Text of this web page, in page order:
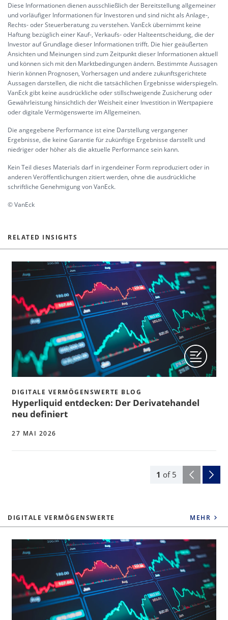
Diese Informationen dienen ausschließlich der Bereitstellung allgemeiner
und vorläufiger Informationen für Investoren und sind nicht als Anlage-,
Rechts- oder Steuerberatung zu verstehen. VanEck übernimmt keine
Haftung bezüglich einer Kauf-, Verkaufs- oder Halteentscheidung, die der
Investor auf Grundlage dieser Informationen trifft. Die hier geäußerten
Ansichten und Meinungen sind zum Zeitpunkt dieser Informationen aktuell
und können sich mit den Marktbedingungen ändern. Bestimmte Aussagen
hierin können Prognosen, Vorhersagen und andere zukunftsgerichtete
Aussagen darstellen, die nicht die tatsächlichen Ergebnisse widerspiegeln.
VanEck gibt keine ausdrückliche oder stillschweigende Zusicherung oder
Gewährleistung hinsichtlich der Weisheit einer Investition in Wertpapiere
oder digitale Vermögenswerte im Allgemeinen.
Die angegebene Performance ist eine Darstellung vergangener
Ergebnisse, die keine Garantie für zukünftige Ergebnisse darstellt und
niedriger oder höher als die aktuelle Performance sein kann.
Kein Teil dieses Materials darf in irgendeiner Form reproduziert oder in
anderen Veröffentlichungen zitiert werden, ohne die ausdrückliche
schriftliche Genehmigung von VanEck.
© VanEck
RELATED INSIGHTS
1 of 5
DIGITALE VERMÖGENSWERTE BLOG
Hyperliquid entdecken: Der Derivatehandel
neu definiert
27 MAI 2026
DIGITALE VERMÖGENSWERTE MEHR